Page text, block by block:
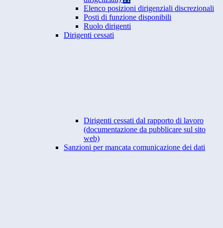
Elenco posizioni dirigenziali discrezionali
Posti di funzione disponibili
Ruolo dirigenti
Dirigenti cessati
Dirigenti cessati dal rapporto di lavoro
(documentazione da pubblicare sul sito
web)
Sanzioni per mancata comunicazione dei dati